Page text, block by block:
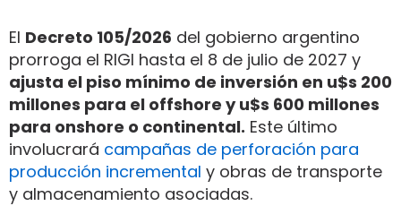
El Decreto 105/2026 del gobierno argentino
prorroga el RIGI hasta el 8 de julio de 2027 y
ajusta el piso mínimo de inversión en u$s 200
millones para el offshore y u$s 600 millones
para onshore o continental. Este último
involucrará campañas de perforación para
producción incremental y obras de transporte
y almacenamiento asociadas.